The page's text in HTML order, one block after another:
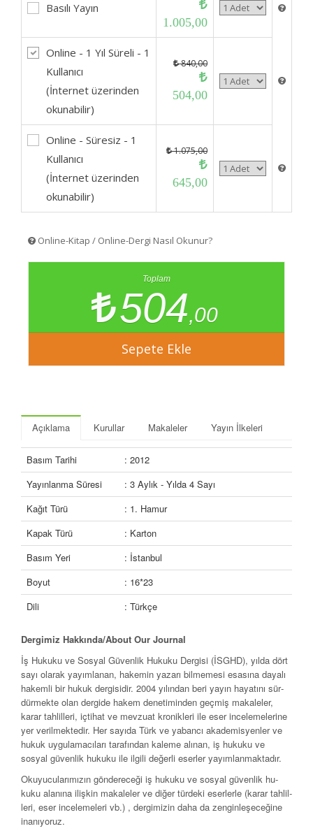
Basılı Yayın
1.005,00
Online - 1 Yıl Süreli - 1
Kullanıcı
(İnternet üzerinden
okunabilir)
840,00
504,00
Online - Süresiz - 1
Kullanıcı
(İnternet üzerinden
okunabilir)
1.075,00
645,00
Online-Kitap / Online-Dergi Nasıl Okunur?
Toplam
504,00
Açıklama Kurullar Makaleler Yayın İlkeleri
Basım Tarihi
: 2012
Yayınlanma Süresi
: 3 Aylık - Yılda 4 Sayı
Kağıt Türü
: 1. Hamur
Kapak Türü
: Karton
Basım Yeri
: İstanbul
Boyut
: 16*23
Dili
: Türkçe
Dergimiz Hakkında/About Our Journal
İş Hukuku ve Sosyal Güvenlik Hukuku Dergisi (İSGHD), yılda dört
sayı olarak yayımlanan, hakemin yazarı bilmemesi esasına da­yalı
hakemli bir hukuk dergisidir. 2004 yılından beri yayın hayatını sür­
dürmekte olan dergide hakem denetiminden geçmiş makaleler,
karar tahlilleri, içtihat ve mevzuat kronikleri ile eser incelemelerine
yer veril­mektedir. Her sayıda Türk ve yabancı akademisyenler ve
hukuk uygu­lamacıları tarafından kaleme alınan, iş hukuku ve
sosyal güvenlik hu­kuku ile ilgili değerli eserler yayımlanmaktadır.
Okuyucularımızın göndereceği iş hukuku ve sosyal güvenlik hu­
kuku alanına ilişkin makaleler ve diğer türdeki eserlerle (karar tahlil­
leri, eser incelemeleri vb.) , dergimizin daha da zenginleşeceğine
inanı­yoruz.